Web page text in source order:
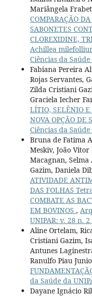
Mariângela
COMPARAÇÃO
SABONETES
CLOREXIDINE,
Achillea
Ciências da
Fabiana Pereira
Rojas Servantes,
Zilda Cristiani
Graciela Iecher
LÍTIO, SELÊNIO
NOVA OPÇÃO DE
Ciências da
Bruna de Fatima
Meskiv, João
Macagnan,
Gazim, Daniela
ATIVIDADE
DAS FOLHAS
COMBATE AS
EM BOVINOS ,
UNIPAR: v. 28 n. 2
Aline Ortelam,
Cristiani Gazim,
Antunes
Ranulfo Piau
da Saúde da
Dayane Ignácio